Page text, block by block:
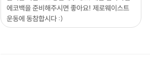
에코백을 준비해주시면 좋아요! 제로웨이스트
운동에 동참합시다 :)